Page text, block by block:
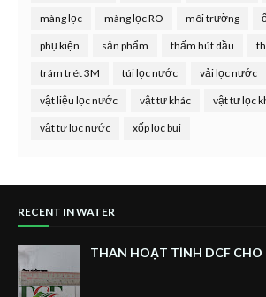
màng lọc màng lọc RO môi trường
phụ kiện sản phẩm thấm hút dầu
trám trét 3M túi lọc nước vải lọc nước
vật liệu lọc nước vật tư khác vật tư lọc
vật tư lọc nước xốp lọc bụi
RECENT IN WATER
THAN HOẠT TÍNH DCF CHO